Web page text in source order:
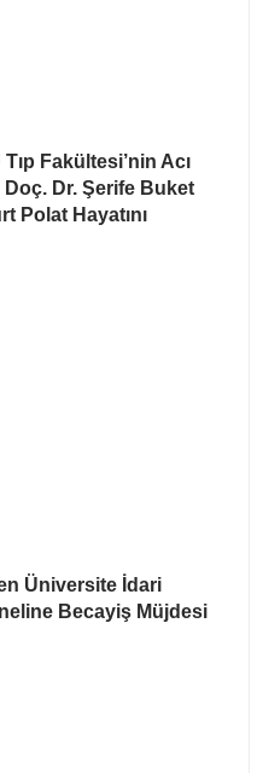
Tıp Fakültesi’nin Acı
Dr. Şerife Buket
Polat Hayatını
Üniversite İdari
Becayiş Müjdesi